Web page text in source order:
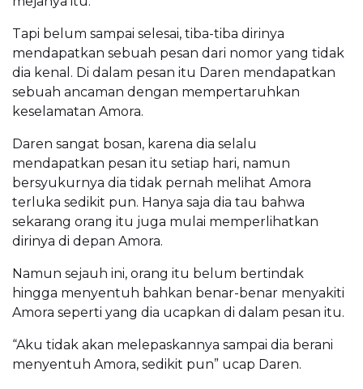
Tapi belum sampai selesai, tiba-tiba dirinya
mendapatkan sebuah pesan dari nomor yang tidak
dia kenal. Di dalam pesan itu Daren mendapatkan
sebuah ancaman dengan mempertaruhkan
keselamatan Amora.
Daren sangat bosan, karena dia selalu
mendapatkan pesan itu setiap hari, namun
bersyukurnya dia tidak pernah melihat Amora
terluka sedikit pun. Hanya saja dia tau bahwa
sekarang orang itu juga mulai memperlihatkan
dirinya di depan Amora.
Namun sejauh ini, orang itu belum bertindak
hingga menyentuh bahkan benar-benar menyakiti
Amora seperti yang dia ucapkan di dalam pesan itu.
“Aku tidak akan melepaskannya sampai dia berani
menyentuh Amora, sedikit pun” ucap Daren.